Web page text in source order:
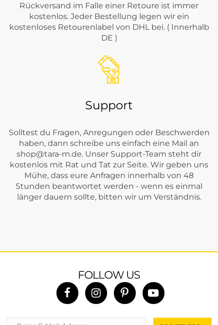
Rückversand im Falle einer Retoure ist immer
kostenlos. Jeder Bestellung legen wir ein
kostenloses Retourenlabel von DHL bei. ( Innerhalb
DE )
Support
Solltest du Fragen, Anregungen oder Beschwerden
haben, dann schreibe uns einfach eine Mail an
shop@tara-m.de. Unser Support-Team steht dir
kostenlos mit Rat und Tat zur Seite. Wir geben uns
Mühe, dass eure Anfragen innerhalb von 48
Stunden beantwortet werden - wenn es einmal
länger dauern sollte, bitten wir um Verständnis.
FOLLOW US